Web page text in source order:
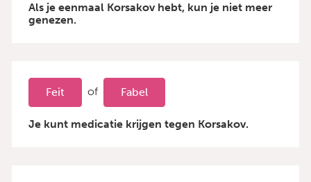
Als je eenmaal Korsakov hebt, kun je niet meer
genezen.
Feit of Fabel
Je kunt medicatie krijgen tegen Korsakov.